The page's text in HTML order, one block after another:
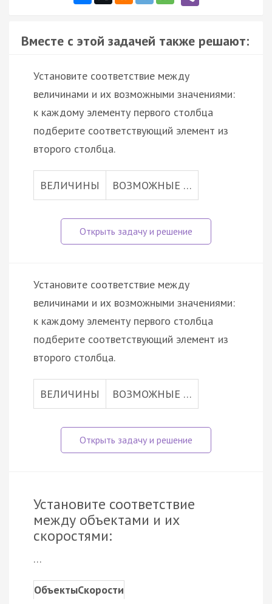
Вместе с этой задачей также решают:
Установите соответствие между
величинами и их возможными значениями:
к каждому элементу первого столбца
подберите соответствующий элемент из
второго столбца.
ВЕЛИЧИНЫ ВОЗМОЖНЫЕ …
Установите соответствие между
величинами и их возможными значениями:
к каждому элементу первого столбца
подберите соответствующий элемент из
второго столбца.
ВЕЛИЧИНЫ ВОЗМОЖНЫЕ …
Установите соответствие
между объектами и их
скоростями:
…
ОбъектыСкорости